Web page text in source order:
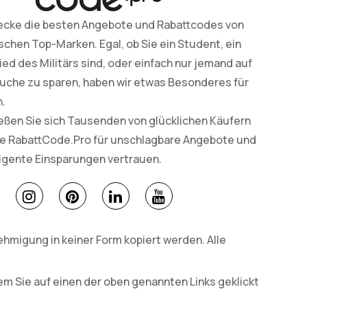
die besten Angebote und Rabattcodes von
Top-Marken. Egal, ob Sie ein Student, ein
des Militärs sind, oder einfach nur jemand auf
zu sparen, haben wir etwas Besonderes für
Sie sich Tausenden von glücklichen Käufern
RabattCode.Pro für unschlagbare Angebote und
Einsparungen vertrauen.
in keiner Form kopiert werden. Alle
Sie auf einen der oben genannten Links geklickt